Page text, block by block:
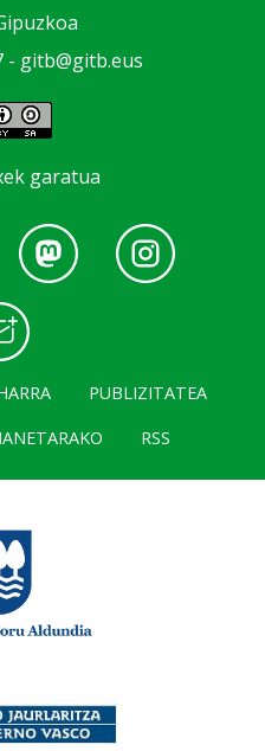
- gitb@gitb.eus
garatua
PUBLIZITATEA
RSS